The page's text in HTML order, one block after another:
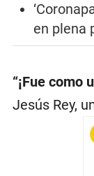
en plena
“¡Fue como
Jesús Rey,